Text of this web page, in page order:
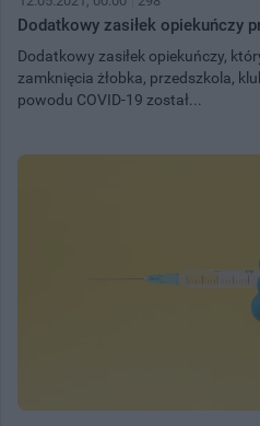
Dodatkowy zasiłek opiekuńczy
Dodatkowy zasiłek opiekuńczy,
zamknięcia żłobka, przedszkola,
powodu COVID-19 został...